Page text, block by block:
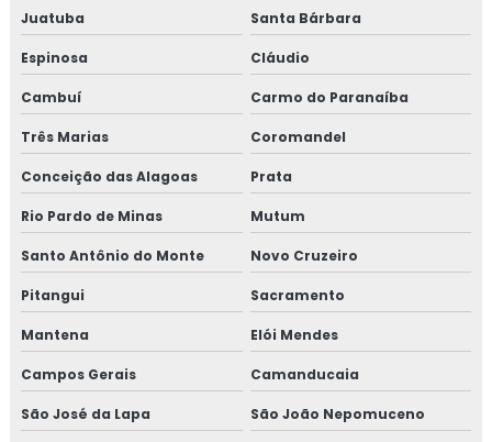
organizacional
Treinamento em análise sensorial
Treinamento em auditoria de fornecedores
Treinamento em auditoria interna
Treinamento em auditoria interna da norma FSSC 22000
Treinamento em boas práticas de fabricação
Treinamento em boas práticas em laboratórios
Juatuba Santa Bárbara
Espinosa Cláudio
Cambuí Carmo do Paranaíba
Três Marias Coromandel
Conceição das Alagoas Prata
Rio Pardo de Minas Mutum
Santo Antônio do Monte Novo Cruzeiro
Pitangui Sacramento
Mantena Elói Mendes
Campos Gerais Camanducaia
São José da Lapa São João Nepomuceno